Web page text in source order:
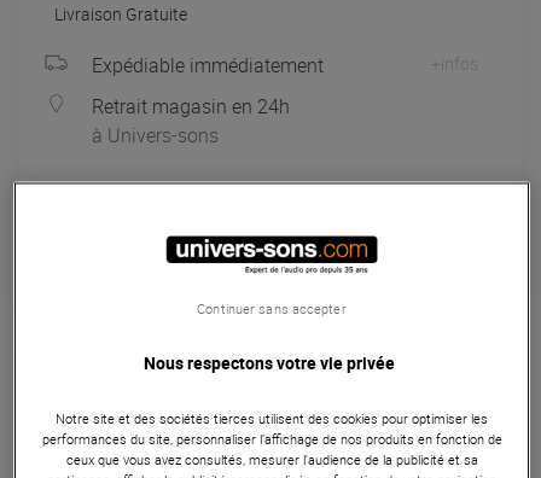
Livraison Gratuite
Expédiable immédiatement +infos
Retrait magasin en 24h
à Univers-sons
/ mois
Apport initial :
Mensualités :
Coût de financement :
Garantie3 ans
Microphones
Nous respectons votre vie privée
Notre site et des sociétés tierces utilisent des cookies pour optimiser les
performances du site, personnaliser l’affichage de nos produits en fonction de
ceux que vous avez consultés, mesurer l'audience de la publicité et sa
Continuer sans accepter